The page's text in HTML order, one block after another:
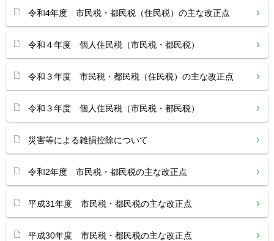
令和4年度 市民税・都民税（住民税）の主な改正点
令和４年度 個人住民税（市民税・都民税）
令和３年度 市民税・都民税（住民税）の主な改正点
令和３年度 個人住民税（市民税・都民税）
災害等による雑損控除について
令和2年度 市民税・都民税の主な改正点
平成31年度 市民税・都民税の主な改正点
平成30年度 市民税・都民税の主な改正点